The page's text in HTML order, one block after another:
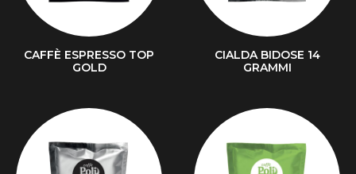
CAFFÈ ESPRESSO TOP
GOLD
CIALDA BIDOSE 14
GRAMMI